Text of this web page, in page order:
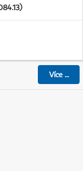
Více...